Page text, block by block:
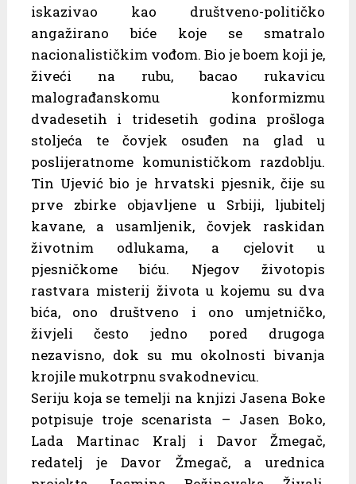
iskazivao kao društveno-političko
angažirano biće koje se smatralo
nacionalističkim vođom. Bio je boem koji je,
živeći na rubu, bacao rukavicu
malograđanskomu konformizmu
dvadesetih i tridesetih godina prošloga
stoljeća te čovjek osuđen na glad u
poslijeratnome komunističkom razdoblju.
Tin Ujević bio je hrvatski pjesnik, čije su
prve zbirke objavljene u Srbiji, ljubitelj
kavane, a usamljenik, čovjek raskidan
životnim odlukama, a cjelovit u
pjesničkome biću. Njegov životopis
rastvara misterij života u kojemu su dva
bića, ono društveno i ono umjetničko,
živjeli često jedno pored drugoga
nezavisno, dok su mu okolnosti bivanja
krojile mukotrpnu svakodnevicu.
Seriju koja se temelji na knjizi Jasena Boke
potpisuje troje scenarista – Jasen Boko,
Lada Martinac Kralj i Davor Žmegač,
redatelj je Davor Žmegač, a urednica